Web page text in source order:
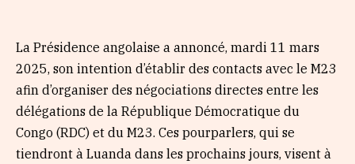
La Présidence angolaise a annoncé, mardi 11 mars
2025, son intention d’établir des contacts avec le M23
afin d’organiser des négociations directes entre les
délégations de la République Démocratique du
Congo (RDC) et du M23. Ces pourparlers, qui se
tiendront à Luanda dans les prochains jours, visent à